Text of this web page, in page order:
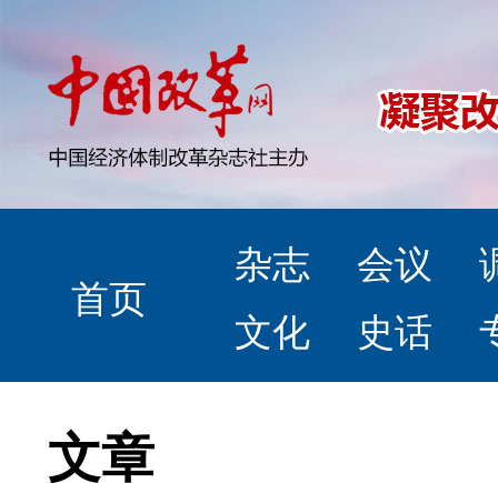
首页
杂志 会议
文化
史话
文章